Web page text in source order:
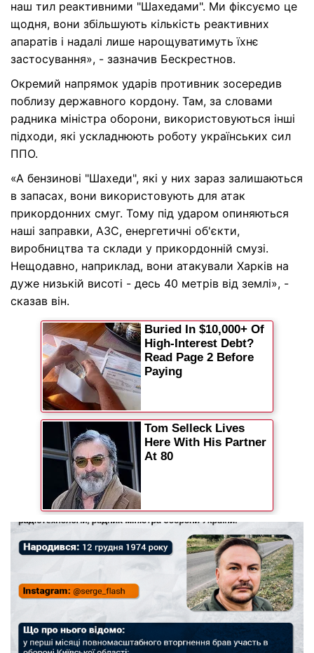
наш тил реактивними "Шахедами". Ми фіксуємо це
щодня, вони збільшують кількість реактивних
апаратів і надалі лише нарощуватимуть їхнє
застосування», - зазначив Бескрестнов.
Окремий напрямок ударів противник зосередив
поблизу державного кордону. Там, за словами
радника міністра оборони, використовуються інші
підходи, які ускладнюють роботу українських сил
ППО.
«А бензинові "Шахеди", які у них зараз залишаються
в запасах, вони використовують для атак
прикордонних смуг. Тому під ударом опиняються
наші заправки, АЗС, енергетичні об'єкти,
виробництва та склади у прикордонній смузі.
Нещодавно, наприклад, вони атакували Харків на
дуже низькій висоті - десь 40 метрів від землі», -
сказав він.